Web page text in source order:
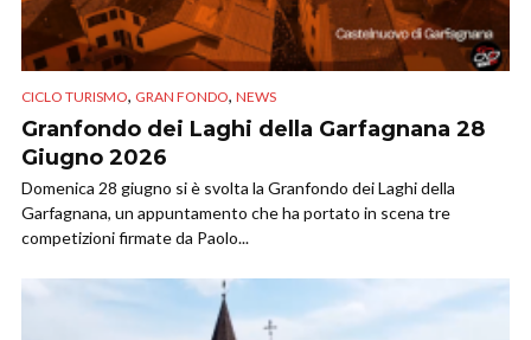
CICLO TURISMO, GRAN FONDO, NEWS
Granfondo dei Laghi della Garfagnana 28
Giugno 2026
Domenica 28 giugno si è svolta la Granfondo dei Laghi della
Garfagnana, un appuntamento che ha portato in scena tre
competizioni firmate da Paolo...